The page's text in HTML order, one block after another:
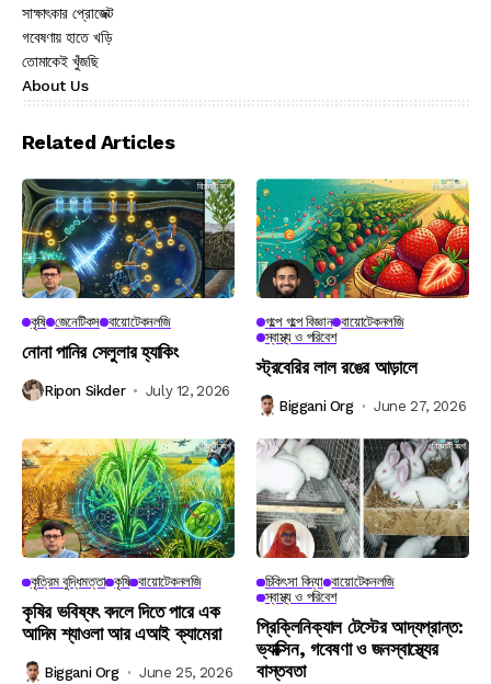
সাক্ষাৎকার প্রোজেক্ট
গবেষণায় হাতে খড়ি
তোমাকেই খুঁজছি
About Us
Related Articles
কৃষি জেনেটিকস বায়োটেকনলজি
নোনা পানির সেলুলার হ্যাকিং
Ripon Sikder July 12, 2026
গল্পে গল্পে বিজ্ঞান বায়োটেকনলজি
স্বাস্থ্য ও পরিবেশ
স্ট্রবেরির লাল রঙের আড়ালে
Biggani Org June 27, 2026
কৃত্রিম বুদ্ধিমত্তা কৃষি বায়োটেকনলজি
কৃষির ভবিষ্যৎ বদলে দিতে পারে এক
আদিম শ্যাওলা আর এআই ক্যামেরা
Biggani Org June 25, 2026
চিকিৎসা বিদ্যা বায়োটেকনলজি
স্বাস্থ্য ও পরিবেশ
প্রিক্লিনিক্যাল টেস্টের আদ্যপ্রান্ত:
ভ্যাক্সিন, গবেষণা ও জনস্বাস্থ্যের
বাস্তবতা